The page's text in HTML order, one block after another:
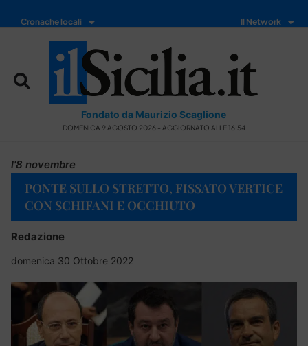
Cronache locali Il Network
Fondato da Maurizio Scaglione
DOMENICA 9 AGOSTO 2026 - AGGIORNATO ALLE 16:54
l'8 novembre
PONTE SULLO STRETTO, FISSATO VERTICE
CON SCHIFANI E OCCHIUTO
Redazione
domenica 30 Ottobre 2022